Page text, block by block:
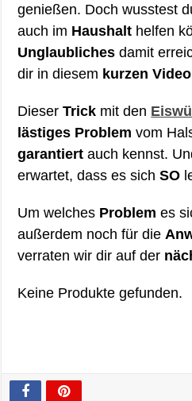
genießen. Doch wusstest
auch im Haushalt helfen
Unglaubliches damit
dir in diesem kurzen
DieserTrick mit den
lästiges Problem vom
garantiert auch kennst.
erwartet, dass es sichSO
Um welches Problem es
außerdem noch für die
verraten wir dir auf der
Keine Produkte gefunden.